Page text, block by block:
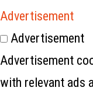
Advertisement
Advertisement
Advertisement
with relevant ads